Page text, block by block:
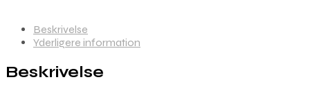
Beskrivelse
Yderligere information
Beskrivelse